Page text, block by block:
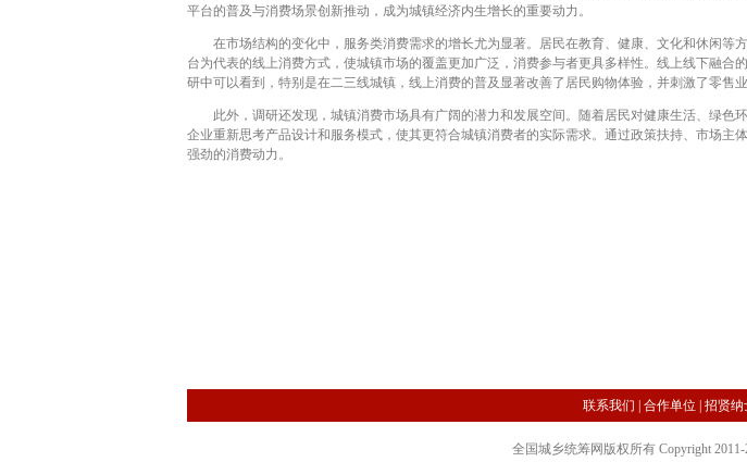
平台的普及与消费场景创新推动，成为城镇经济内生增长的重要动力。
在市场结构的变化中，服务类消费需求的增长尤为显著。居民在教育、健康、文化和休闲等
台为代表的线上消费方式，使城镇市场的覆盖更加广泛，消费参与者更具多样性。线上线下融
研中可以看到，特别是在二三线城镇，线上消费的普及显著改善了居民购物体验，并刺激了零售业
此外，调研还发现，城镇消费市场具有广阔的潜力和发展空间。随着居民对健康生活、绿色
企业重新思考产品设计和服务模式，使其更符合城镇消费者的实际需求。通过政策扶持、市场
强劲的消费动力。
联系我们 合作单位 招贤纳
全国城乡统筹网版权所有 Copyright 2011-